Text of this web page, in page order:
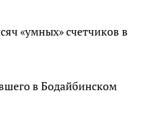
«умных» счетчиков в
в Бодайбинском